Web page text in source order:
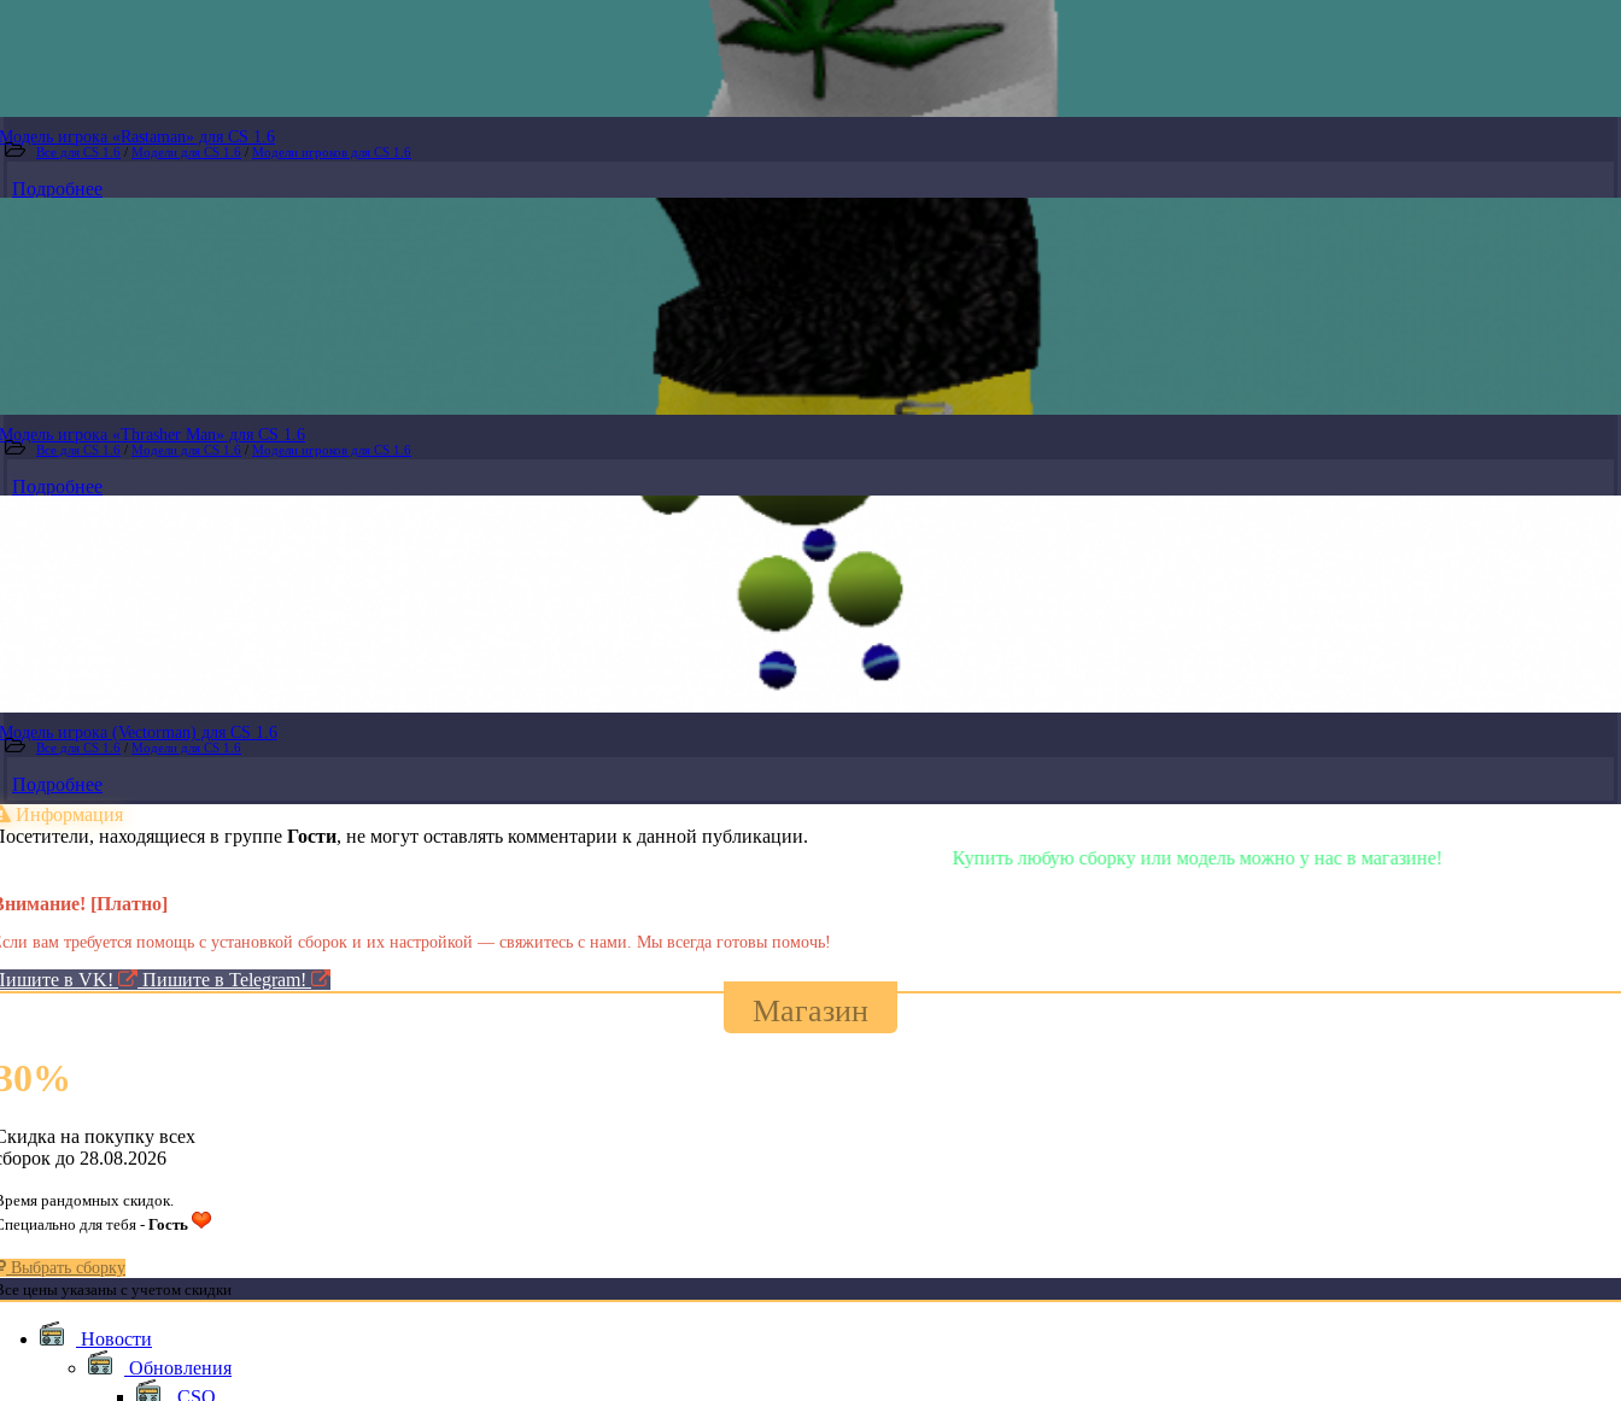
Модель игрока «Rastaman» для CS 1.6
Все для CS 1.6 / Модели для CS 1.6 / Модели игроков для CS 1.6
Подробнее
Модель игрока «Thrasher Man» для CS 1.6
Все для CS 1.6 / Модели для CS 1.6 / Модели игроков для CS 1.6
Подробнее
Модель игрока (Vectorman) для CS 1.6
Все для CS 1.6 / Модели для CS 1.6
Подробнее
Информация
находящиеся в группе Гости, не могут оставлять комментарии к данной публикации.
Купить любую сборку или модель можно у нас в магазине!
[Платно]
вам требуется помощь с установкой сборок и их настройкой — свяжитесь с нами. Мы всегда готовы помочь!
в VK! Пишите в Telegram!
Магазин
%
на покупку всех
до 28.08.2026
рандомных скидок.
для тебя - Гость
Выбрать сборку
цены указаны с учетом скидки
Новости
Обновления